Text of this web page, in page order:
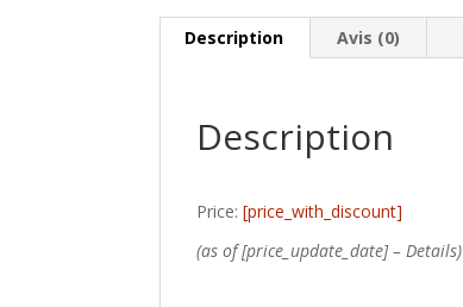
Description Avis (0)
Description
Price:[price_with_discount]
(as of [price_update_date] –Details)